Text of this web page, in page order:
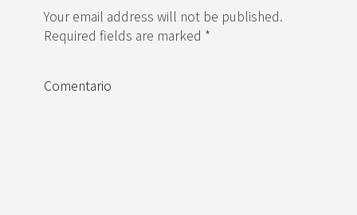
Your email address will not be published.
Required fields are marked *
Comentario